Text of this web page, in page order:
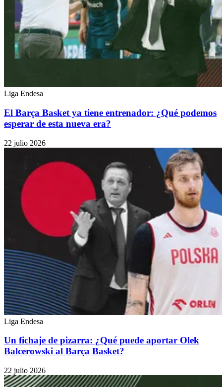
Liga Endesa
El Barça Basket ya tiene entrenador: ¿Qué podemos
esperar de esta nueva era?
22 julio 2026
Liga Endesa
Un fichaje de pizarra: ¿Qué puede aportar Olek
Balcerowski al Barça Basket?
22 julio 2026